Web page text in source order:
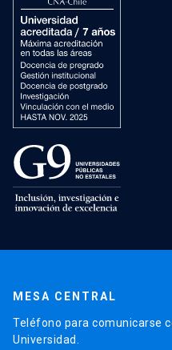
MESA CENTRAL
Teléfono para comunicarse
Universidad.